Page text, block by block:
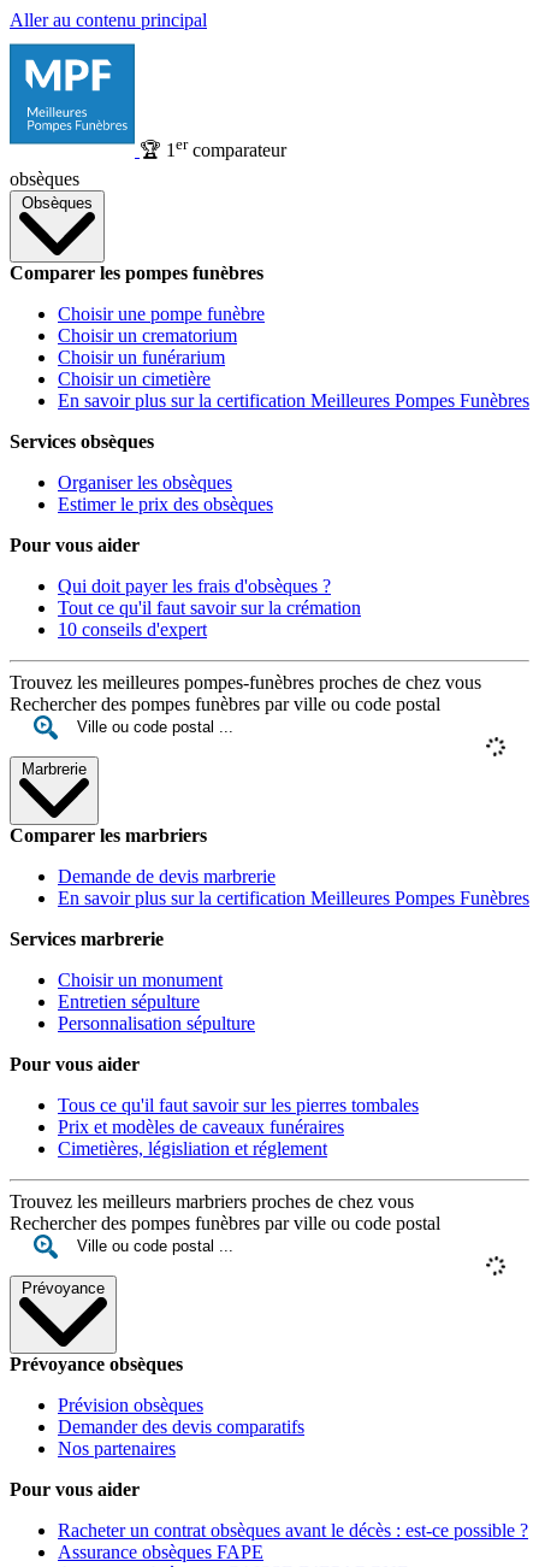
Aller au contenu principal
🏆 1 ercomparateur
obsèques
Obsèques
Comparer les pompes funèbres
Choisir une pompe funèbre
Choisir un crematorium
Choisir un funérarium
Choisir un cimetière
En savoir plus sur la certification Meilleures Pompes Funèbres
Services obsèques
Organiser les obsèques
Estimer le prix des obsèques
Pour vous aider
Qui doit payer les frais d'obsèques ?
Tout ce qu'il faut savoir sur la crémation
10 conseils d'expert
Trouvez les meilleures pompes-funèbres proches de chez vous
Rechercher des pompes funèbres par ville ou code postal
Marbrerie
Comparer les marbriers
Demande de devis marbrerie
En savoir plus sur la certification Meilleures Pompes Funèbres
Services marbrerie
Choisir un monument
Entretien sépulture
Personnalisation sépulture
Pour vous aider
Tous ce qu'il faut savoir sur les pierres tombales
Prix et modèles de caveaux funéraires
Cimetières, législiation et réglement
Trouvez les meilleurs marbriers proches de chez vous
Rechercher des pompes funèbres par ville ou code postal
Prévoyance
Prévoyance obsèques
Prévision obsèques
Demander des devis comparatifs
Nos partenaires
Pour vous aider
Racheter un contrat obsèques avant le décès : est-ce possible ?
Assurance obsèques FAPE